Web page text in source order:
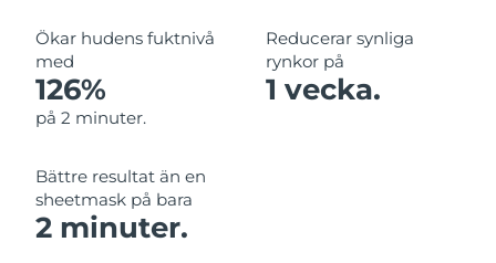
Ökar hudens fuktnivå
med
126%
på 2 minuter.
Reducerar synliga
rynkor på
1 vecka.
Bättre resultat än en
sheetmask på bara
2 minuter.
Monaco
Nederländerna Förväntad leverans
Nya Zeeland
Norge
Oman